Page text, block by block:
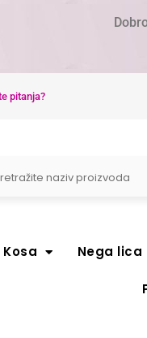
pitanja?
Kosa Nega lica